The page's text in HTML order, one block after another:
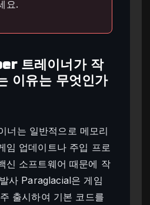
요.
트레이너가 작
이유는 무엇인가
너는 일반적으로 메모리
임 업데이트나 주입 프로
신 소프트웨어 때문에 작
사 Paraglacial은 게임
출시하여 기본 코드를